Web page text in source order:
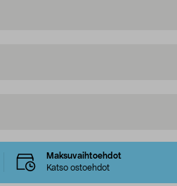
Maksuvaihtoehdot
Katso ostoehdot